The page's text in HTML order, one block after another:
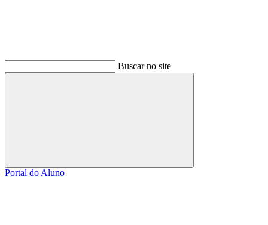
Buscar no site
Buscar
Portal do Aluno